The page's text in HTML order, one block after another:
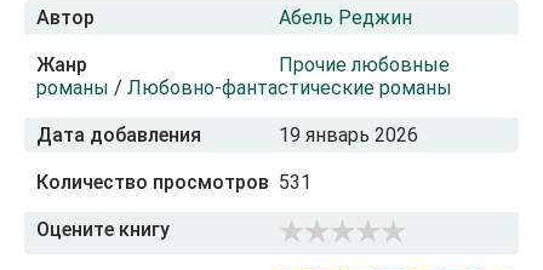
Автор Абель Реджин
Жанр
Прочие любовные
романы / Любовно-фантастические романы
Дата добавления 19 январь 2026
Количество просмотров 531
Оцените книгу